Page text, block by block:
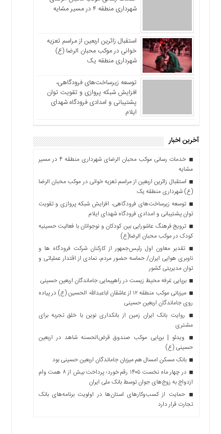
شهرداری منطقه ۴ در مسیر مشایه
استقبال زائرین اربعین از مراسم تعزیه
خوانی در موکب محبان الرضا (ع)
شهرداری منطقه یک
توسعه زیرساخت‌های فرودگاهی،
افزایش شبکه پروازی و تقویت توان
پشتیبانی و امدادی فرودگاه شهدای
ایلام
آخرین اخبار
خدمات رسانی موکب محبان الرضای شهرداری منطقه ۴ در مسیر
مشایه
استقبال زائرین اربعین از مراسم تعزیه خوانی در موکب محبان الرضا
(ع) شهرداری منطقه یک
توسعه زیرساخت‌های فرودگاهی، افزایش شبکه پروازی و تقویت
توان پشتیبانی و امدادی فرودگاه شهدای ایلام
ترویج فرهنگ عاشورایی بین کودکان و نوجوانان با فعالیت حسینیه
کودک در موکب محبان الرضا(ع)
تقدیر معاون اول رئیس‌جمهور از کارکنان شرکت فرودگاه ها و
ناوبری هوایی ایران/ حماسه حضور مردم، نمادی از اقتدار عملیاتی و
توان مدیریتی کشور
برپایی غرفه محیط زیست در راهپیمایی جاماندگان اربعین حسینی
میزبانی موکب منطقه ۱۲ از عاشقان اباعبدالله الحسین (ع) در پیاده
روی جاماندگان اربعین حسینی
روایت بانک ایران زمین از بانکداری نوین با خلق تجربه برای
مشتری
ویدئو | برپایی موکب صندوق قرض‌الحسنه شاهد در اربعین
حسینی (ع)
بانک مسکن امسال هم میزبان جاماندگان اربعین حسینی بود
در چهار ماه نخست ۱۴۰۵ رقم خورد؛ پرداخت بیش از ۸ همت وام
ازدواج به زوج‌های جوان توسط بانک ملی ایران
حمایت از کسب‌وکارهای استان‌ها در اولویت برنامه‌های بانک
تجارت قرار دارد